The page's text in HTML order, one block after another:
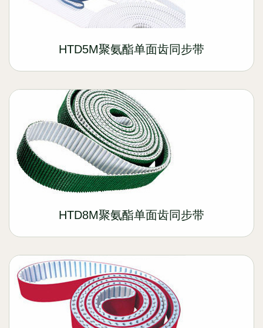
HTD5M聚氨酯单面齿同步带
HTD8M聚氨酯单面齿同步带